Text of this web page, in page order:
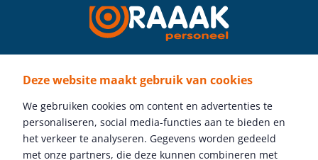
Deze website maakt gebruik van cookies
We gebruiken cookies om content en advertenties te
personaliseren, social media-functies aan te bieden en
het verkeer te analyseren. Gegevens worden gedeeld
met onze partners, die deze kunnen combineren met
Volg ons